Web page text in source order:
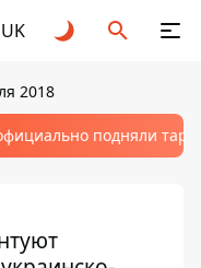
UK
2018
подняли